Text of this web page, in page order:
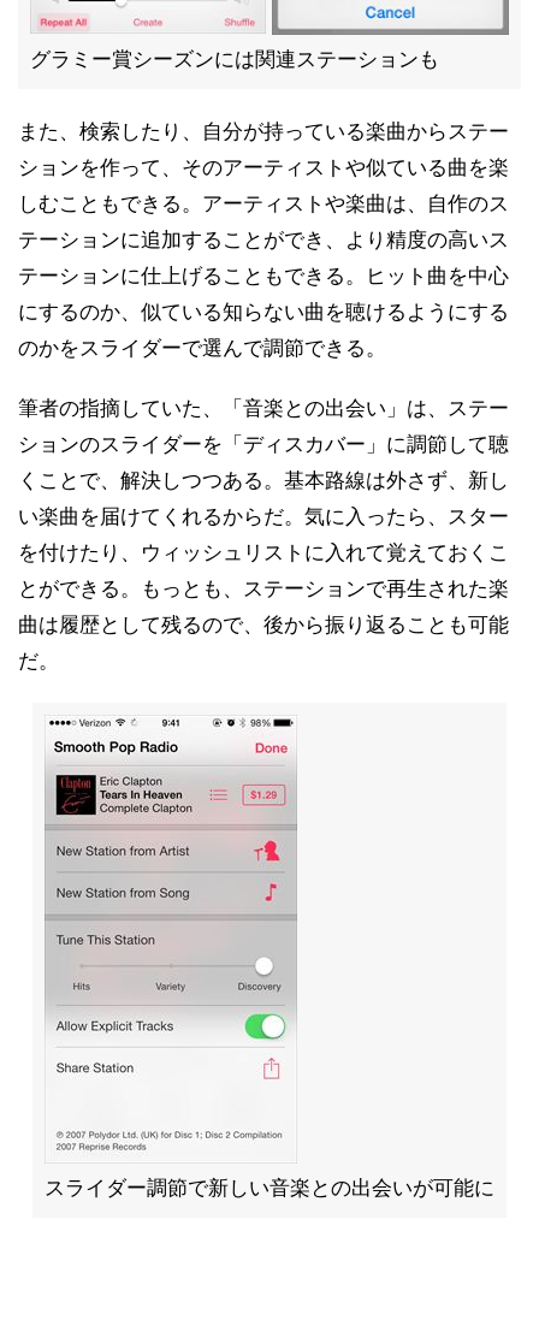
グラミー賞シーズンには関連ステーションも
また、検索したり、自分が持っている楽曲からステー
ションを作って、そのアーティストや似ている曲を楽
しむこともできる。アーティストや楽曲は、自作のス
テーションに追加することができ、より精度の高いス
テーションに仕上げることもできる。ヒット曲を中心
にするのか、似ている知らない曲を聴けるようにする
のかをスライダーで選んで調節できる。
筆者の指摘していた、「音楽との出会い」は、ステー
ションのスライダーを「ディスカバー」に調節して聴
くことで、解決しつつある。基本路線は外さず、新し
い楽曲を届けてくれるからだ。気に入ったら、スター
を付けたり、ウィッシュリストに入れて覚えておくこ
とができる。もっとも、ステーションで再生された楽
曲は履歴として残るので、後から振り返ることも可能
だ。
スライダー調節で新しい音楽との出会いが可能に